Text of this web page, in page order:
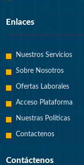
Enlaces
Nuestros Servicios
Sobre Nosotros
Ofertas Laborales
Acceso Plataforma
Nuestras Politicas
Contactenos
Contáctenos